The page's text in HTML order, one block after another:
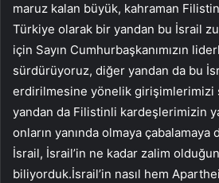
maruz kalan büyük, kahraman
Türkiye olarak bir yandan bu İsrail
için Sayın Cumhurbaşkanımızın
sürdürüyoruz, diğer yandan da bu
erdirilmesine yönelik girişimlerimizi
yandan da Filistinli kardeşlerimizin
onların yanında olmaya
İsrail, İsrail’in ne kadar zalim
biliyorduk.İsrail’in nasıl hem